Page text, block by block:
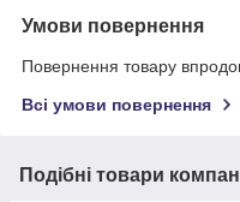
Умови повернення
Повернення товару
Всі умови повернення
Подібні товари